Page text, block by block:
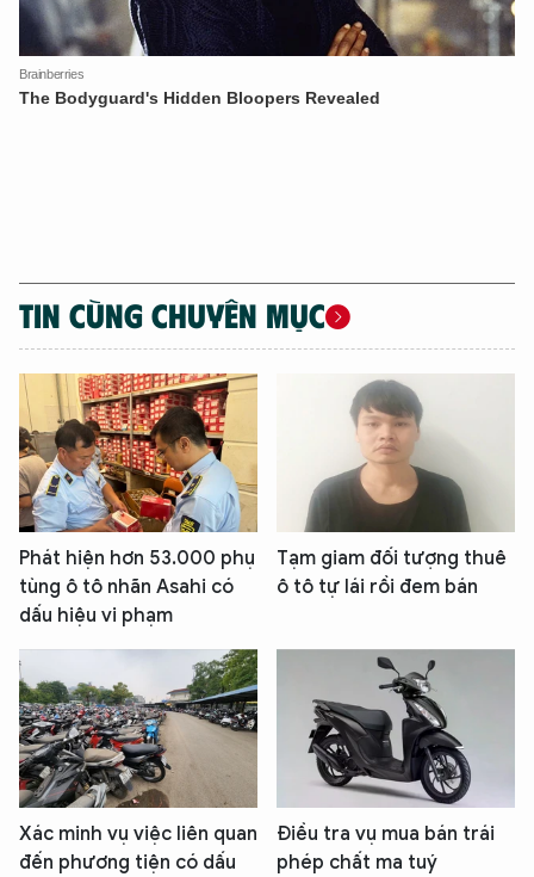
TIN CÙNG CHUYÊN MỤC
Phát hiện hơn 53.000 phụ
tùng ô tô nhãn Asahi có
dấu hiệu vi phạm
Tạm giam đối tượng thuê
ô tô tự lái rồi đem bán
Xác minh vụ việc liên quan
đến phương tiện có dấu
Điều tra vụ mua bán trái
phép chất ma tuý
XIN CHÀO,